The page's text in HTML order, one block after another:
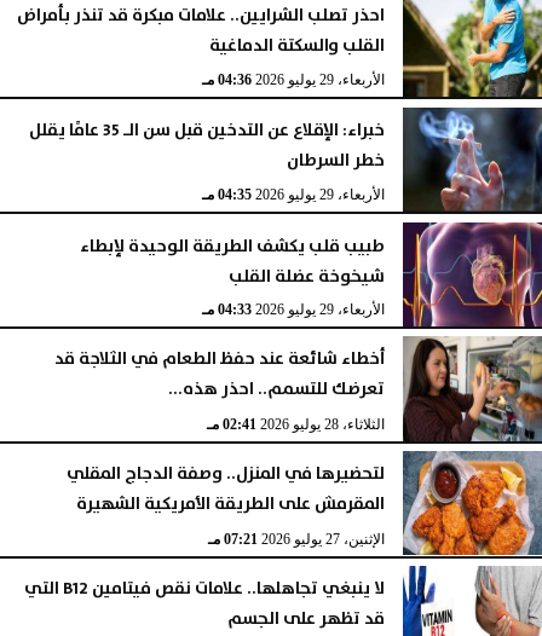
احذر تصلب الشرايين.. علامات مبكرة قد تنذر بأمراض
القلب والسكتة الدماغية
الأربعاء، 29 يوليو 2026 04:36 مـ
خبراء: الإقلاع عن التدخين قبل سن الـ 35 عامًا يقلل
خطر السرطان
الأربعاء، 29 يوليو 2026 04:35 مـ
طبيب قلب يكشف الطريقة الوحيدة لإبطاء
شيخوخة عضلة القلب
الأربعاء، 29 يوليو 2026 04:33 مـ
أخطاء شائعة عند حفظ الطعام في الثلاجة قد
تعرضك للتسمم.. احذر هذه...
الثلاثاء، 28 يوليو 2026 02:41 مـ
لتحضيرها في المنزل.. وصفة الدجاج المقلي
المقرمش على الطريقة الأمريكية الشهيرة
الإثنين، 27 يوليو 2026 07:21 مـ
لا ينبغي تجاهلها.. علامات نقص فيتامين B12 التي
قد تظهر على الجسم